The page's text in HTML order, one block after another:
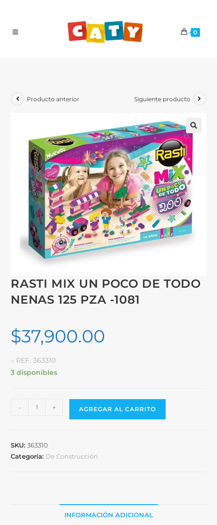
0
Producto anterior Siguiente producto
RASTI MIX UN POCO DE TODO
NENAS 125 PZA -1081
$37,900.00
– REF. 363310
3 disponibles
- + AGREGAR AL CARRITO
SKU:363310
Categoría: De Construcción
INFORMACIÓN ADICIONAL